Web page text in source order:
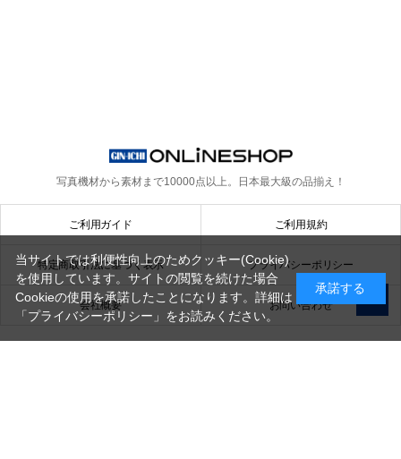
写真機材から素材まで10000点以上。 日本最大級の品揃え！
ご利用ガイド ご利用規約
特定商取引法に基づく表示 プライバシーポリシー
会社概要 お問い合わせ
当サイトでは利便性向上のためクッキー(Cookie)
を使用しています。サイトの閲覧を続けた場合
Cookieの使用を承諾したことになります。詳細は
「プライバシーポリシー」 をお読みください。
承諾する